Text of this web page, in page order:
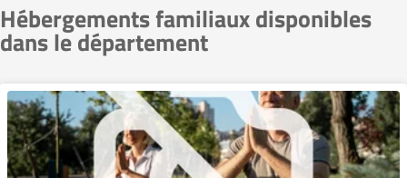
Hébergements familiaux disponibles
dans le département